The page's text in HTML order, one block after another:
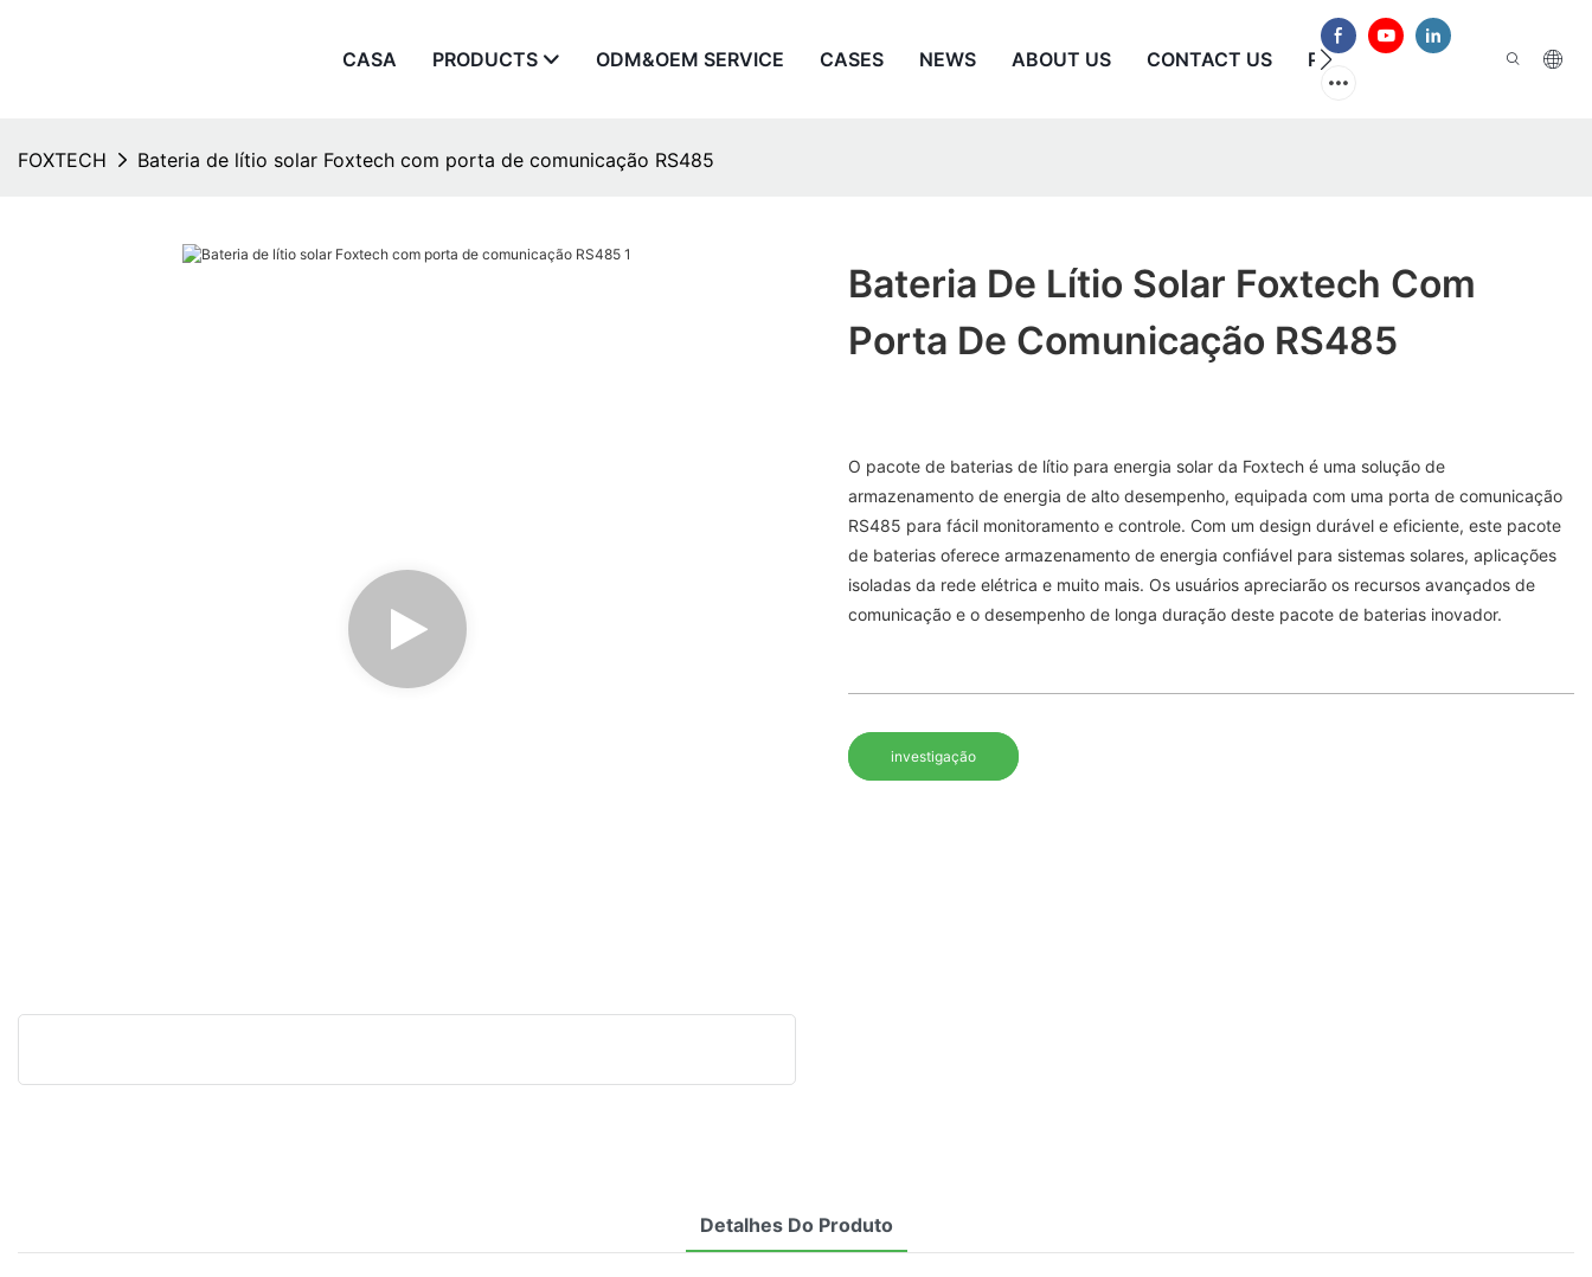
CASA PRODUCTS ODM&OEM SERVICE CASES NEWS ABOUT US CONTACT US PERGUNTAS FREQUENTES
FOXTECH Bateria de lítio solar Foxtech com porta de comunicação RS485
Bateria De Lítio Solar Foxtech Com
Porta De Comunicação RS485
O pacote de baterias de lítio para energia solar da Foxtech é uma solução de
armazenamento de energia de alto desempenho, equipada com uma porta de comunicação
RS485 para fácil monitoramento e controle. Com um design durável e eficiente, este pacote
de baterias oferece armazenamento de energia confiável para sistemas solares, aplicações
isoladas da rede elétrica e muito mais. Os usuários apreciarão os recursos avançados de
comunicação e o desempenho de longa duração deste pacote de baterias inovador.
investigação
Detalhes Do Produto